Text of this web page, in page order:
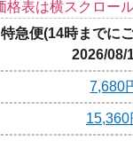
特急便(14時までに
2026/08/
7,680
15,360